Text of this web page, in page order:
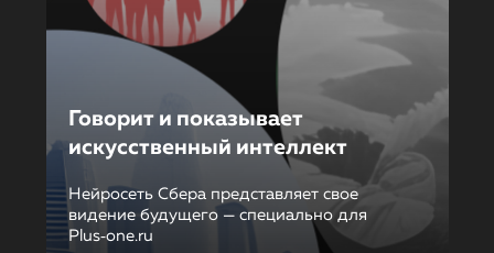
Говорит и показывает
искусственный интеллект
Нейросеть Сбера представляет свое
видение будущего — специально для
Plus‑one.ru